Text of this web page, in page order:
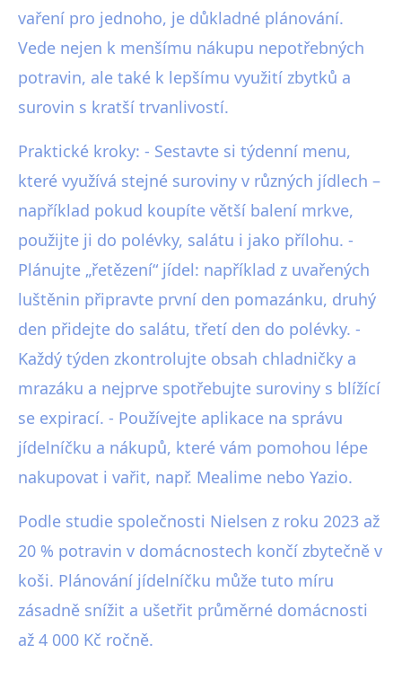
vaření pro jednoho, je důkladné plánování.
Vede nejen k menšímu nákupu nepotřebných
potravin, ale také k lepšímu využití zbytků a
surovin s kratší trvanlivostí.
Praktické kroky: - Sestavte si týdenní menu,
které využívá stejné suroviny v různých jídlech –
například pokud koupíte větší balení mrkve,
použijte ji do polévky, salátu i jako přílohu. -
Plánujte „řetězení“ jídel: například z uvařených
luštěnin připravte první den pomazánku, druhý
den přidejte do salátu, třetí den do polévky. -
Každý týden zkontrolujte obsah chladničky a
mrazáku a nejprve spotřebujte suroviny s blížící
se expirací. - Používejte aplikace na správu
jídelníčku a nákupů, které vám pomohou lépe
nakupovat i vařit, např. Mealime nebo Yazio.
Podle studie společnosti Nielsen z roku 2023 až
20 % potravin v domácnostech končí zbytečně v
koši. Plánování jídelníčku může tuto míru
zásadně snížit a ušetřit průměrné domácnosti
až 4 000 Kč ročně.